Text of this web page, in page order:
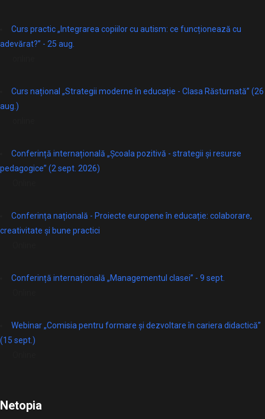
Curs practic „Integrarea copiilor cu autism: ce funcționează cu
adevărat?” - 25 aug.
Curs național „Strategii moderne în educație - Clasa Răsturnată” (26
aug.)
Conferință internațională „Școala pozitivă - strategii și resurse
pedagogice” (2 sept. 2026)
Conferința națională - Proiecte europene în educație: colaborare,
creativitate și bune practici
Conferință internațională „Managementul clasei” - 9 sept.
Webinar „Comisia pentru formare și dezvoltare în cariera didactică”
(15 sept.)
Netopia